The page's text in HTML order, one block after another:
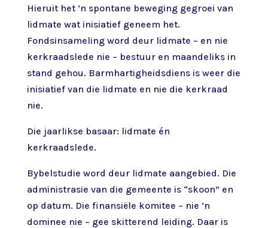
Hieruit het ’n spontane beweging gegroei van
lidmate wat inisiatief geneem het.
Fondsinsameling word deur lidmate – en nie
kerkraadslede nie – bestuur en maandeliks in
stand gehou. Barmhartigheidsdiens is weer die
inisiatief van die lidmate en nie die kerkraad
nie.
Die jaarlikse basaar: lidmate én
kerkraadslede.
Bybelstudie word deur lidmate aangebied. Die
administrasie van die gemeente is “skoon” en
op datum. Die finansiële komitee – nie ’n
dominee nie – gee skitterend leiding. Daar is